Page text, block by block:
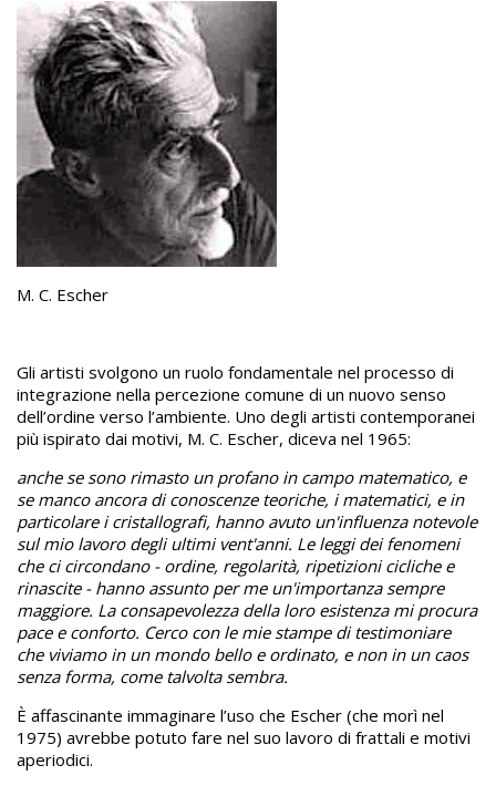
M. C. Escher
Gli artisti svolgono un ruolo fondamentale nel processo di
integrazione nella percezione comune di un nuovo senso
dell’ordine verso l’ambiente. Uno degli artisti contemporanei
più ispirato dai motivi, M. C. Escher, diceva nel 1965:
anche se sono rimasto un profano in campo matematico, e
se manco ancora di conoscenze teoriche, i matematici, e in
particolare i cristallografi, hanno avuto un'influenza notevole
sul mio lavoro de­gli ultimi vent'anni. Le leggi dei fenomeni
che ci circondano - ordine, regolarità, ripetizioni cicliche e
rinascite - hanno assunto per me un'importanza sempre
maggiore. La consapevolezza della loro esistenza mi procura
pace e conforto. Cerco con le mie stampe di testimoniare
che viviamo in un mondo bello e ordinato, e non in un caos
senza forma, come talvolta sembra.
È affascinante immaginare l’uso che Escher (che morì nel
1975) avrebbe potuto fare nel suo lavoro di frattali e motivi
aperiodici.